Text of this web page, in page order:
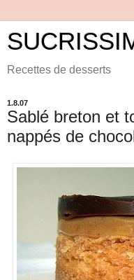
Recettes de desserts
1.8.07
Sablé breton et
nappés de